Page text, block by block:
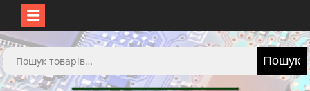
Перейти
до
вмісту
Шукати: Пошук